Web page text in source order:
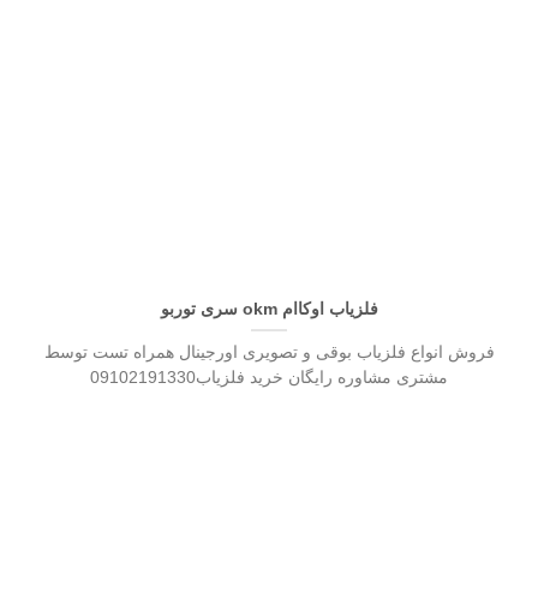
فلزیاب اوکاام okm سری توربو
فروش انواع فلزیاب بوقی و تصویری اورجینال همراه تست توسط
مشتری مشاوره رایگان خرید فلزیاب09102191330